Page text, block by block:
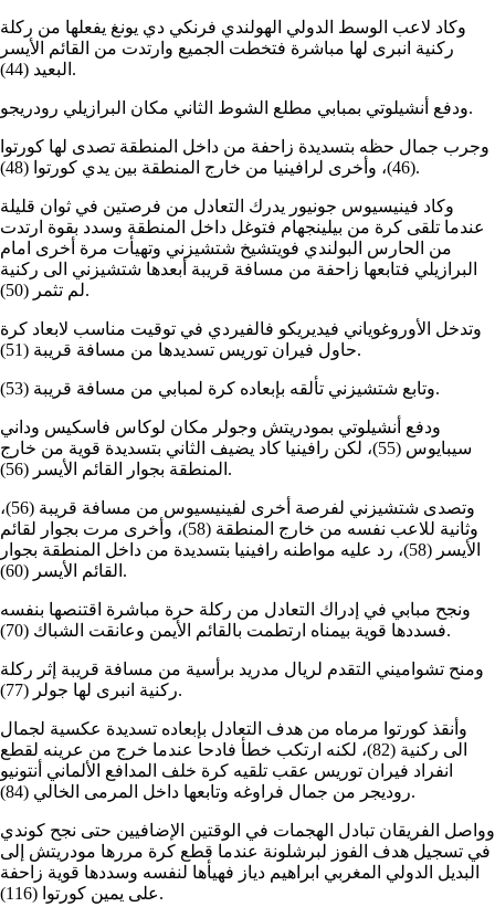
وكاد لاعب الوسط الدولي الهولندي فرنكي دي يونغ يفعلها من ركلة
ركنية انبرى لها مباشرة فتخطت الجميع وارتدت من القائم الأيسر
البعيد (44).
ودفع أنشيلوتي بمبابي مطلع الشوط الثاني مكان البرازيلي رودريجو.
وجرب جمال حظه بتسديدة زاحفة من داخل المنطقة تصدى لها كورتوا
(46)، وأخرى لرافينيا من خارج المنطقة بين يدي كورتوا (48).
وكاد فينيسيوس جونيور يدرك التعادل من فرصتين في ثوان قليلة
عندما تلقى كرة من بيلينجهام فتوغل داخل المنطقة وسدد بقوة ارتدت
من الحارس البولندي فويتشيخ شتشيزني وتهيأت مرة أخرى امام
البرازيلي فتابعها زاحفة من مسافة قريبة أبعدها شتشيزني الى ركنية
لم تثمر (50).
وتدخل الأوروغوياني فيديريكو فالفيردي في توقيت مناسب لابعاد كرة
حاول فيران توريس تسديدها من مسافة قريبة (51).
وتابع شتشيزني تألقه بإبعاده كرة لمبابي من مسافة قريبة (53).
ودفع أنشيلوتي بمودريتش وجولر مكان لوكاس فاسكيس وداني
سيبايوس (55)، لكن رافينيا كاد يضيف الثاني بتسديدة قوية من خارج
المنطقة بجوار القائم الأيسر (56).
وتصدى شتشيزني لفرصة أخرى لفينيسيوس من مسافة قريبة (56)،
وثانية للاعب نفسه من خارج المنطقة (58)، وأخرى مرت بجوار لقائم
الأيسر (58)، رد عليه مواطنه رافينيا بتسديدة من داخل المنطقة بجوار
القائم الأيسر (60).
ونجح مبابي في إدراك التعادل من ركلة حرة مباشرة اقتنصها بنفسه
فسددها قوية بيمناه ارتطمت بالقائم الأيمن وعانقت الشباك (70).
ومنح تشواميني التقدم لريال مدريد برأسية من مسافة قريبة إثر ركلة
ركنية انبرى لها جولر (77).
وأنقذ كورتوا مرماه من هدف التعادل بإبعاده تسديدة عكسية لجمال
الى ركنية (82)، لكنه ارتكب خطأ فادحا عندما خرج من عرينه لقطع
انفراد فيران توريس عقب تلقيه كرة خلف المدافع الألماني أنتونيو
روديجر من جمال فراوغه وتابعها داخل المرمى الخالي (84).
وواصل الفريقان تبادل الهجمات في الوقتين الإضافيين حتى نجح كوندي
في تسجيل هدف الفوز لبرشلونة عندما قطع كرة مررها مودريتش إلى
البديل الدولي المغربي ابراهيم دياز فهيأها لنفسه وسددها قوية زاحفة
على يمين كورتوا (116).